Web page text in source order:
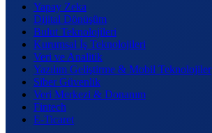
Yapay Zeka
Dijital Dönüşüm
Bulut Teknolojileri
Kurumsal İş Teknolojileri
Veri ve Analitik
Yazılım Geliştirme & Mobil Teknolojiler
Siber Güvenlik
Veri Merkezi & Donanım
Fintech
E-Ticaret